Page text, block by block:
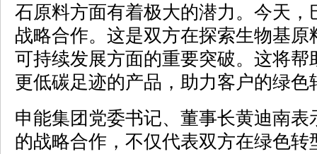
石原料方面有着极大的潜力。今天
战略合作。这是双方在探索生物基
可持续发展方面的重要突破。这将
更低碳足迹的产品，助力客户的绿色
申能集团党委书记、董事长黄迪南表
的战略合作，不仅代表双方在绿色